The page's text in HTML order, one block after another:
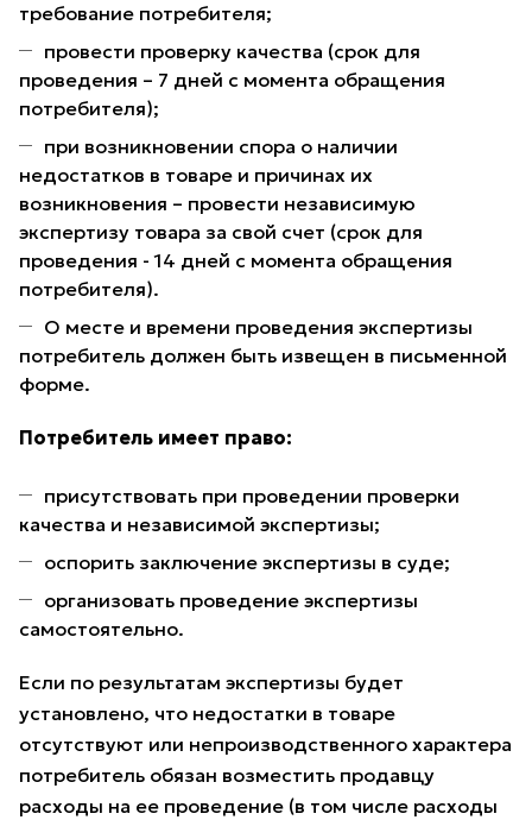
требование потребителя;
провести проверку качества (срок для
проведения – 7 дней с момента обращения
потребителя);
при возникновении спора о наличии
недостатков в товаре и причинах их
возникновения – провести независимую
экспертизу товара за свой счет (срок для
проведения - 14 дней с момента обращения
потребителя).
О месте и времени проведения экспертизы
потребитель должен быть извещен в письменной
форме.
Потребитель имеет право:
присутствовать при проведении проверки
качества и независимой экспертизы;
оспорить заключение экспертизы в суде;
организовать проведение экспертизы
самостоятельно.
Если по результатам экспертизы будет
установлено, что недостатки в товаре
отсутствуют или непроизводственного характера
потребитель обязан возместить продавцу
расходы на ее проведение (в том числе расходы